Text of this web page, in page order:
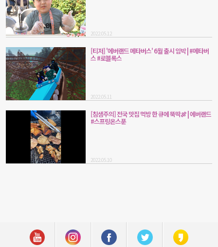
2022.05.12
[티저] '에버랜드 메타버스' 6월 출시 임박 | #메타버
스 #로블록스
2022.05.11
[침샘주의] 전국 맛집 먹방 한 큐에 뚝딱🍖 | 에버랜드
#스프링온스푼
2022.05.10